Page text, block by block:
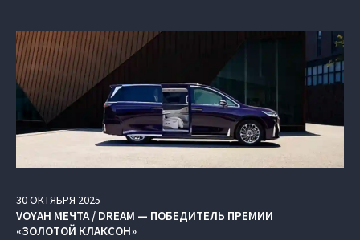
30ОКТЯБРЯ 2025
VOYAH МЕЧТА / DREAM — ПОБЕДИТЕЛЬ ПРЕМИИ
«ЗОЛОТОЙ КЛАКСОН»